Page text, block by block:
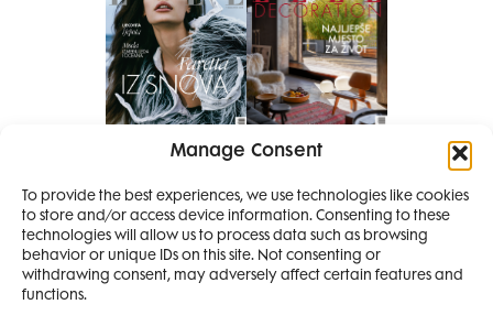
Manage Consent
To provide the best experiences, we use technologies like cookies
to store and/or access device information. Consenting to these
technologies will allow us to process data such as browsing
behavior or unique IDs on this site. Not consenting or
withdrawing consent, may adversely affect certain features and
functions.
Pretplati se na časopis
PRETPLATITE SE
SMANJI
4 IZDANJA